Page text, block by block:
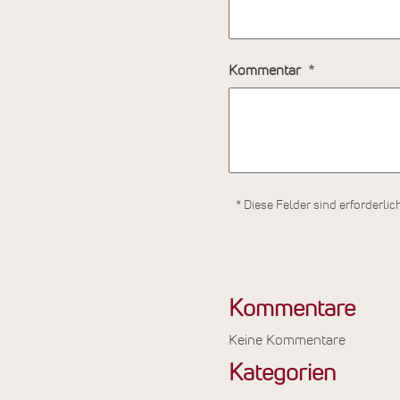
Kommentar
* Diese Felder sind
Kommentare
Keine Kommentare
Kategorien